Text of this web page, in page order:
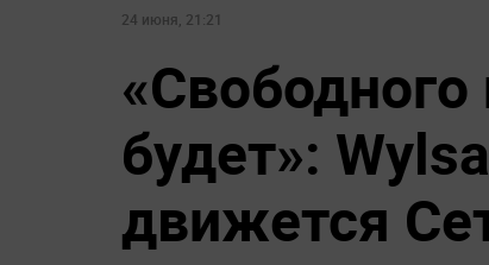
24 июня, 21:21
будет»:
движется